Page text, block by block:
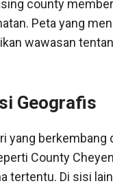
county
Peta yang
wawasan
Geografis
yang berkembang
County
tertentu. Di sisi